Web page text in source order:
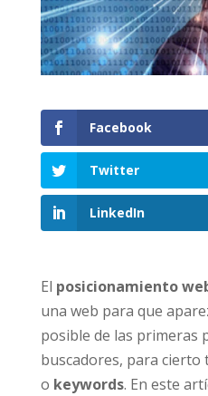
Facebook
Twitter
LinkedIn
El posicionamiento
una web para que
posible de las primeras
buscadores, para cierto
o keywords. En este